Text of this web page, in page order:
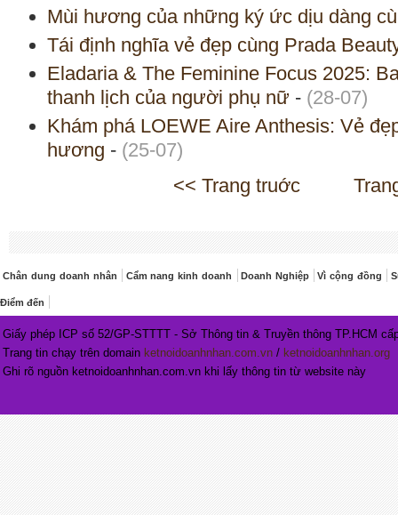
Mùi hương của những ký ức dịu dàng
Tái định nghĩa vẻ đẹp cùng Prada
Eladaria & The Feminine Focus 2025:
thanh lịch của người phụ nữ - (28-07)
Khám phá LOEWE Aire Anthesis: Vẻ
hương - (25-07)
<< Trang truớc
Chân dung doanh nhân Cẩm nang kinh doanh Doanh Nghiệp Vì cộng đồng
Điểm đến
Giấy phép ICP số 52/GP-STTTT - Sở Thông tin & Truyền thông TP.HCM
Trang tin chạy trên domain ketnoidoanhnhan.com.vn / ketnoidoanhnhan.org
Ghi rõ nguồn ketnoidoanhnhan.com.vn khi lấy thông tin từ website này